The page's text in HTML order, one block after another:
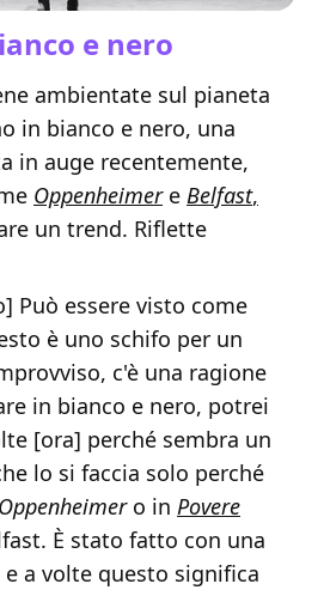
e nero
ambientate sul pianeta
in bianco e nero, una
in auge recentemente,
Oppenheimere Belfast,
un trend. Riflette
Può essere visto come
è uno schifo per un
c'è una ragione
in bianco e nero, potrei
[ora] perché sembra un
lo si faccia solo perché
Oppenheimero in Povere
È stato fatto con una
a volte questo significa